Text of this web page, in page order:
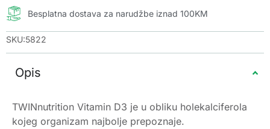
Besplatna dostava za narudžbe iznad 100KM
SKU:5822
Opis
TWINnutrition Vitamin D3 je u obliku holekalciferola
kojeg organizam najbolje prepoznaje.